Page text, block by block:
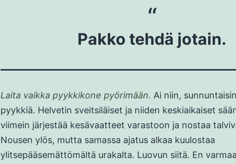
Pakko tehdä jotain.
Laita vaikka pyykkikone pyörimään. Ai niin,
pyykkiä. Helvetin sveitsiläiset ja niiden keskiaikaiset
viimein järjestää kesävaatteet varastoon ja nostaa
Nousen ylös, mutta samassa ajatus alkaa kuulostaa
ylitsepääsemättömältä urakalta. Luovun siitä. En